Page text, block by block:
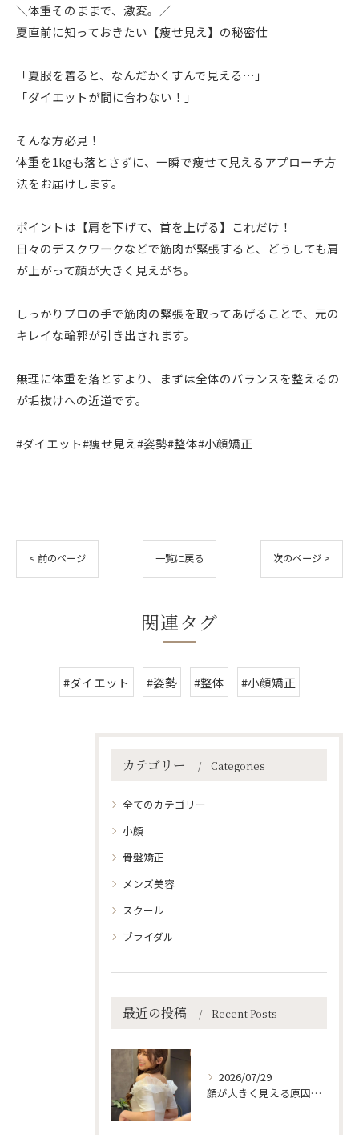
＼体重そのままで、激変。／
夏直前に知っておきたい【痩せ見え】の秘密仕
「夏服を着ると、なんだかくすんで見える…」
「ダイエットが間に合わない！」
そんな方必見！
体重を1kgも落とさずに、一瞬で痩せて見えるアプローチ方
法をお届けします。
ポイントは【肩を下げて、首を上げる】これだけ！
日々のデスクワークなどで筋肉が緊張すると、どうしても肩
が上がって顔が大きく見えがち。
しっかりプロの手で筋肉の緊張を取ってあげることで、元の
キレイな輪郭が引き出されます。
無理に体重を落とすより、まずは全体のバランスを整えるの
が垢抜けへの近道です。
#ダイエット#痩せ見え#姿勢#整体#小顔矯正
< 前のページ 一覧に戻る 次のページ >
関連タグ
#ダイエット #姿勢 #整体 #小顔矯正
カテゴリー Categories
全てのカテゴリー
小顔
骨盤矯正
メンズ美容
スクール
ブライダル
最近の投稿 Recent Posts
2026/07/29
顔が大きく見える原因、実は「姿勢」かも…？